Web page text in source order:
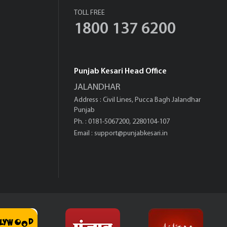
TOLL FREE
1800 137 6200
Punjab Kesari Head Office
JALANDHAR
Address : Civil Lines, Pucca Bagh Jalandhar
Punjab
Ph. : 0181-5067200, 2280104-107
Email : support@punjabkesari.in